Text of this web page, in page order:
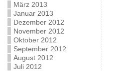
März 2013
Januar 2013
Dezember 2012
November 2012
Oktober 2012
September 2012
August 2012
Juli 2012